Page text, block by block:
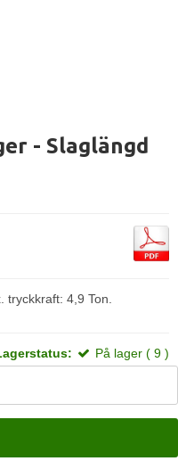
- Slaglängd
tryckkraft: 4,9 Ton.
På lager ( 9 )